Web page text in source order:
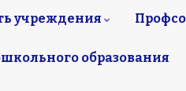
учреждения
образования